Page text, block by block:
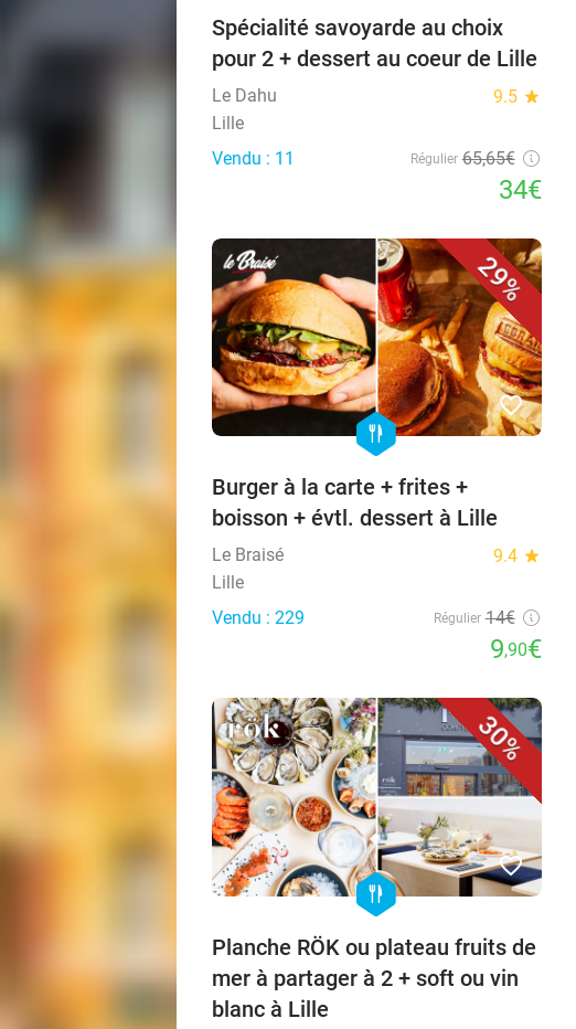
Spécialité savoyarde au choix
pour 2 + dessert au coeur de Lille
Le Dahu 9.5 star
Lille
Vendu : 11
Régulier 65,65€
34€
29%
favorite_border
hexagon
food
Burger à la carte + frites +
boisson + évtl. dessert à Lille
Le Braisé 9.4 star
Lille
Vendu : 229
Régulier 14€
9,90€
30%
favorite_border
hexagon
food
Planche RÖK ou plateau fruits de
mer à partager à 2 + soft ou vin
blanc à Lille